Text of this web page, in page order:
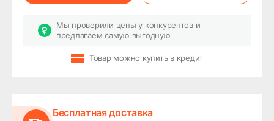
Мы проверили цены у конкурентов и
предлагаем самую выгодную
Товар можно купить в кредит
Бесплатная доставка